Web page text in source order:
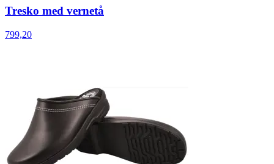
Tresko med vernetå
799,20